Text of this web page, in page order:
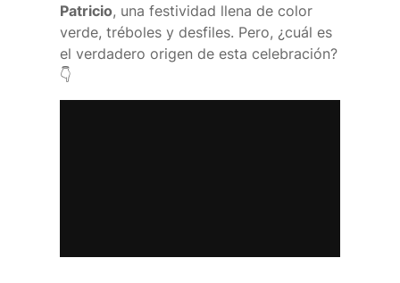
Patricio, una festividad llena de color
verde, tréboles y desfiles. Pero, ¿cuál es
el verdadero origen de esta celebración?
👇